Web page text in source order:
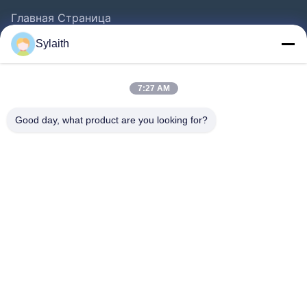
Главная Страница
Продукция
Ролики
Наша Фабрика
Sylaith
7:27 AM
Good day, what product are you looking for?